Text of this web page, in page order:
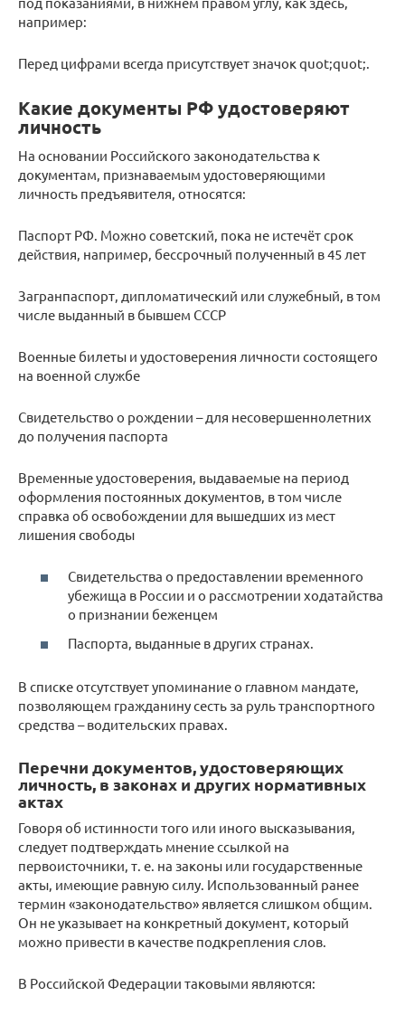
например:
Перед цифрами всегда присутствует значок quot;quot;.
Какие документы РФ удостоверяют
личность
На основании Российского законодательства к
документам, признаваемым удостоверяющими
личность предъявителя, относятся:
Паспорт РФ. Можно советский, пока не истечёт срок
действия, например, бессрочный полученный в 45 лет
Загранпаспорт, дипломатический или служебный, в том
числе выданный в бывшем СССР
Военные билеты и удостоверения личности состоящего
на военной службе
Свидетельство о рождении – для несовершеннолетних
до получения паспорта
Временные удостоверения, выдаваемые на период
оформления постоянных документов, в том числе
справка об освобождении для вышедших из мест
лишения свободы
Свидетельства о предоставлении временного
убежища в России и о рассмотрении ходатайства
о признании беженцем
Паспорта, выданные в других странах.
В списке отсутствует упоминание о главном мандате,
позволяющем гражданину сесть за руль транспортного
средства – водительских правах.
Перечни документов, удостоверяющих
личность, в законах и других нормативных
актах
Говоря об истинности того или иного высказывания,
следует подтверждать мнение ссылкой на
первоисточники, т. е. на законы или государственные
акты, имеющие равную силу. Использованный ранее
термин «законодательство» является слишком общим.
Он не указывает на конкретный документ, который
можно привести в качестве подкрепления слов.
В Российской Федерации таковыми являются: